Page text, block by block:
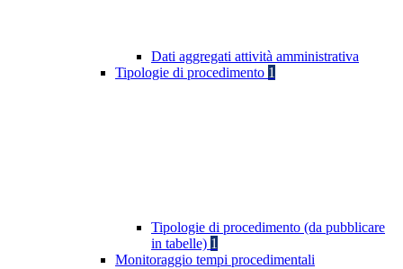
Dati aggregati attività amministrativa
Tipologie di procedimento 1
Tipologie di procedimento (da pubblicare
in tabelle) 1
Monitoraggio tempi procedimentali